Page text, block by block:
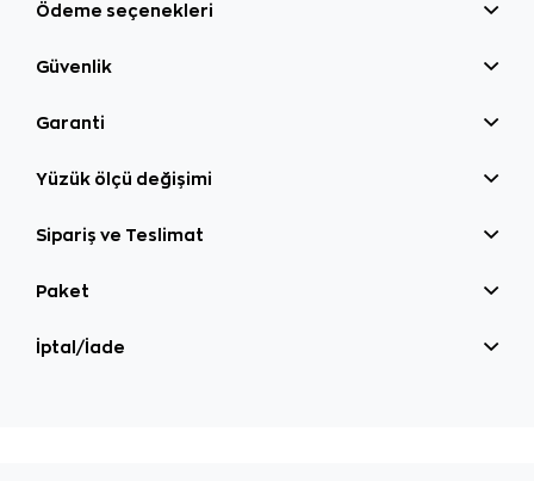
Ödeme seçenekleri
Güvenlik
Garanti
Yüzük ölçü değişimi
Sipariş ve Teslimat
Paket
İptal/İade